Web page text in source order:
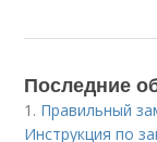
Последние
1. Правильный
Инструкция по